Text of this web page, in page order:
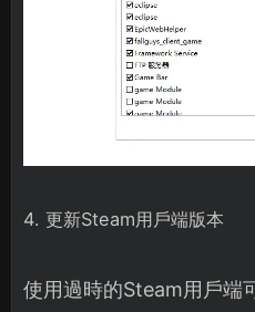
4. 更新Steam用戶端版本
使用過時的Steam用戶端